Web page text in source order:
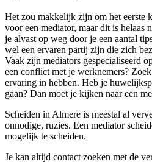
Het zou makkelijk zijn om het eerste
voor een mediator, maar dit is helaas
je alvast op weg door je een aantal
wel een ervaren partij zijn die zich
Vaak zijn mediators gespecialiseerd
een conflict met je werknemers?
ervaring in hebben. Heb je
gaan? Dan moet je kijken naar een
Scheiden in Almere is meestal al
onnodige, ruzies. Een mediator
mogelijk te scheiden.
Je kan altijd contact zoeken met de